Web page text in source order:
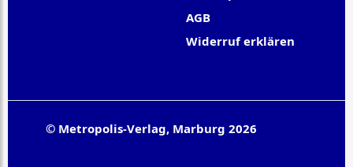
AGB
Widerruf erklären
© Metropolis-Verlag, Marburg 2026